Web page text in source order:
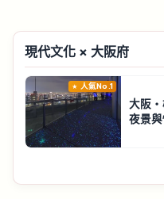
現代文化 × 大阪府
人氣No.1
大阪
夜景